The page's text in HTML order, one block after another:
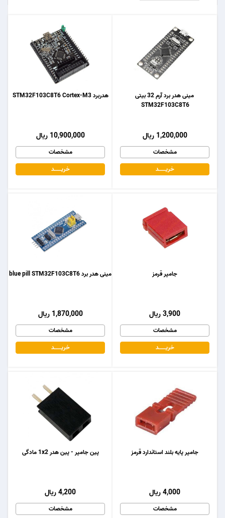
هدربرد STM32F103C8T6 Cortex-M3
10,900,000 ریال
مشخصات
خریـــــــد
مینی هدر برد آرم 32 بیتی
STM32F103C8T6
1,200,000 ریال
مشخصات
خریـــــــد
مینی هدر برد blue pill STM32F103C8T6
1,870,000 ریال
مشخصات
خریـــــــد
جامپر قرمز
3,900 ریال
مشخصات
خریـــــــد
پین جامپر - پین هدر 1x2 مادگی
4,200 ریال
مشخصات
جامپر پایه بلند استاندارد قرمز
4,000 ریال
مشخصات